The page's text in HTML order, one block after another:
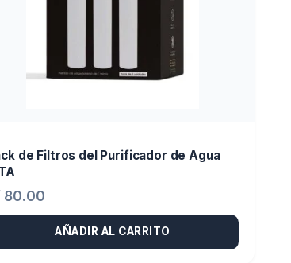
de Filtros del Purificador de Agua
80.00
AÑADIR AL CARRITO